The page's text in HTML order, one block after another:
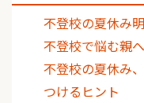
不登校の夏休み
不登校で悩む親
不登校の夏休み
つけるヒント